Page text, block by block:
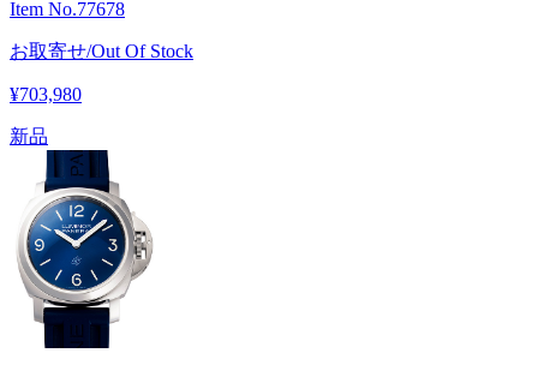
Item No.77678
お取寄せ/Out Of Stock
¥703,980
新品